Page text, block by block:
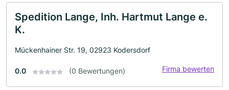
Spedition Lange, Inh. Hartmut Lange e.
K.
Mückenhainer Str. 19, 02923 Kodersdorf
0.0 (0 Bewertungen) Firma bewerten